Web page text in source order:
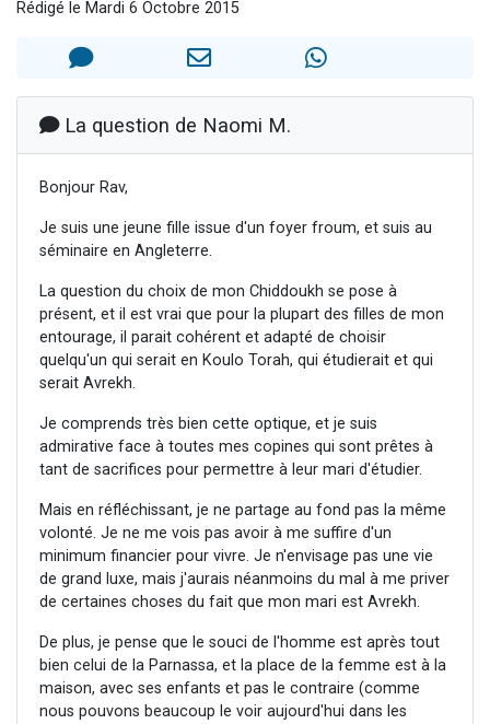
Il reste 49 places pour étudier en groupe sur Zoom
12 nouvelles musiques dans Torah-Box Music
2 personnes viennent de nous rejoindre sur WhatsApp
Rédigé le Mardi 6 Octobre 2015
La question de Naomi M.
Bonjour Rav,
Je suis une jeune fille issue d'un foyer froum, et suis au
séminaire en Angleterre.
La question du choix de mon Chiddoukh se pose à
présent, et il est vrai que pour la plupart des filles de mon
entourage, il parait cohérent et adapté de choisir
quelqu'un qui serait en Koulo Torah, qui étudierait et qui
serait Avrekh.
Je comprends très bien cette optique, et je suis
admirative face à toutes mes copines qui sont prêtes à
tant de sacrifices pour permettre à leur mari d'étudier.
Mais en réfléchissant, je ne partage au fond pas la même
volonté. Je ne me vois pas avoir à me suffire d'un
minimum financier pour vivre. Je n'envisage pas une vie
de grand luxe, mais j'aurais néanmoins du mal à me priver
de certaines choses du fait que mon mari est Avrekh.
De plus, je pense que le souci de l'homme est après tout
bien celui de la Parnassa, et la place de la femme est à la
maison, avec ses enfants et pas le contraire (comme
nous pouvons beaucoup le voir aujourd'hui dans les